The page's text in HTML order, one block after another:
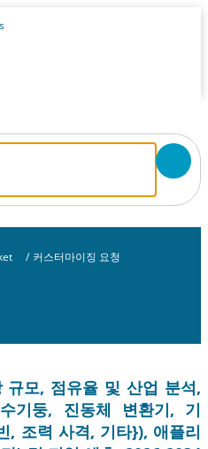
/ 커스터마이징 요청
모, 점유율 및 산업 분석,
기둥, 진동체 변환기, 기
, 조력 사격, 기타}), 애플리